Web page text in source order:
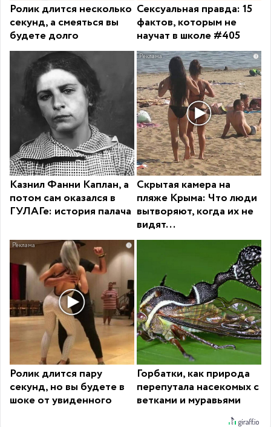
Ролик длится несколько
секунд, а смеяться вы
будете долго
Сексуальная правда: 15
фактов, которым не
научат в школе #405
Казнил Фанни Каплан, а
потом сам оказался в
ГУЛАГе: история палача
i
Скрытая камера на
пляже Крыма: Что люди
вытворяют, когда их не
видят...
i
Ролик длится пару
секунд, но вы будете в
шоке от увиденного
Горбатки, как природа
перепутала насекомых с
ветками и муравьями